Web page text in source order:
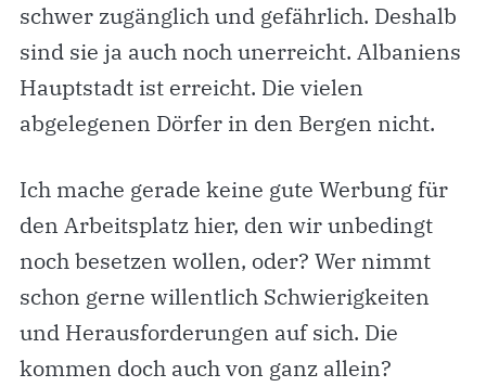
schwer zugänglich und gefährlich. Deshalb
sind sie ja auch noch unerreicht. Albaniens
Hauptstadt ist erreicht. Die vielen
abgelegenen Dörfer in den Bergen nicht.
Ich mache gerade keine gute Werbung für
den Arbeitsplatz hier, den wir unbedingt
noch besetzen wollen, oder? Wer nimmt
schon gerne willentlich Schwierigkeiten
und Herausforderungen auf sich. Die
kommen doch auch von ganz allein?